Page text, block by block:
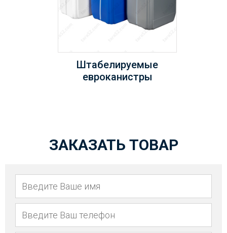
Штабелируемые
евроканистры
ЗАКАЗАТЬ ТОВАР